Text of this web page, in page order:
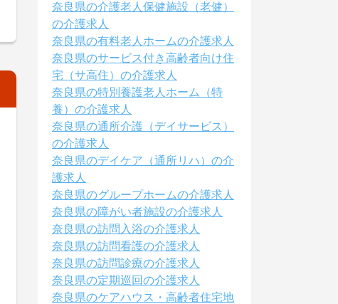
奈良県の介護老人保健施設（老健）
の介護求人
奈良県の有料老人ホームの介護求人
奈良県のサービス付き高齢者向け住
宅（サ高住）の介護求人
奈良県の特別養護老人ホーム（特
養）の介護求人
奈良県の通所介護（デイサービス）
の介護求人
奈良県のデイケア（通所リハ）の介
護求人
奈良県のグループホームの介護求人
奈良県の障がい者施設の介護求人
奈良県の訪問入浴の介護求人
奈良県の訪問看護の介護求人
奈良県の訪問診療の介護求人
奈良県の定期巡回の介護求人
奈良県のケアハウス・高齢者住宅地